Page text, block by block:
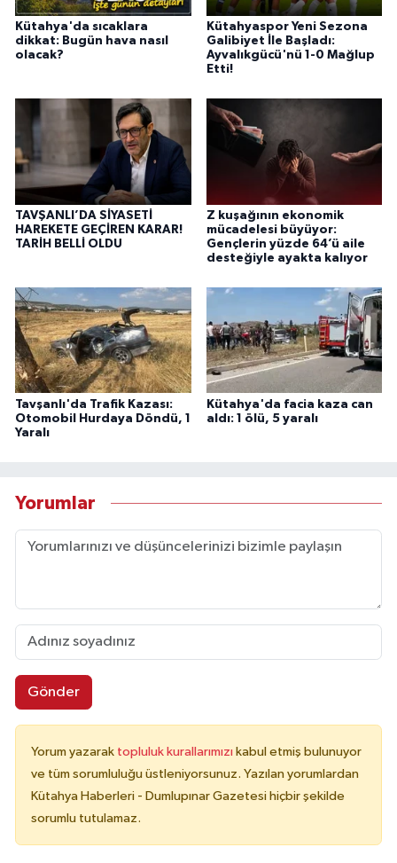
Kütahya'da sıcaklara
dikkat: Bugün hava nasıl
olacak?
Kütahyaspor Yeni Sezona
Galibiyet İle Başladı:
Ayvalıkgücü'nü 1-0 Mağlup
Etti!
TAVŞANLI’DA SİYASETİ
HAREKETE GEÇİREN KARAR!
TARİH BELLİ OLDU
Z kuşağının ekonomik
mücadelesi büyüyor:
Gençlerin yüzde 64’ü aile
desteğiyle ayakta kalıyor
Tavşanlı'da Trafik Kazası:
Otomobil Hurdaya Döndü, 1
Yaralı
Kütahya'da facia kaza can
aldı: 1 ölü, 5 yaralı
Yorumlar
Gönder
Yorum yazarak topluluk kurallarımızı kabul etmiş bulunuyor
ve tüm sorumluluğu üstleniyorsunuz. Yazılan yorumlardan
Kütahya Haberleri - Dumlupınar Gazetesi hiçbir şekilde
sorumlu tutulamaz.